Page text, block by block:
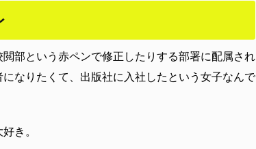
部という赤ペンで修正したりする部署に配属され
なりたくて、出版社に入社したという女子なんで
き。